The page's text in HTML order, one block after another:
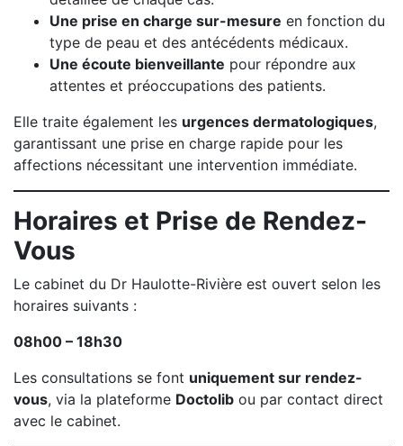
Une prise en charge sur-mesure en fonction du
type de peau et des antécédents médicaux.
Une écoute bienveillante pour répondre aux
attentes et préoccupations des patients.
Elle traite également les urgences dermatologiques,
garantissant une prise en charge rapide pour les
affections nécessitant une intervention immédiate.
Horaires et Prise de Rendez-
Vous
Le cabinet du Dr Haulotte-Rivière est ouvert selon les
horaires suivants :
08h00 – 18h30
Les consultations se font uniquement sur rendez-
vous, via la plateforme Doctolib ou par contact direct
avec le cabinet.